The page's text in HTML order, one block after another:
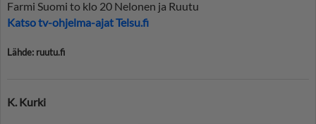
Farmi Suomi to klo 20 Nelonen ja Ruutu
Katso tv-ohjelma-ajat Telsu.fi
Lähde: ruutu.fi
K. Kurki